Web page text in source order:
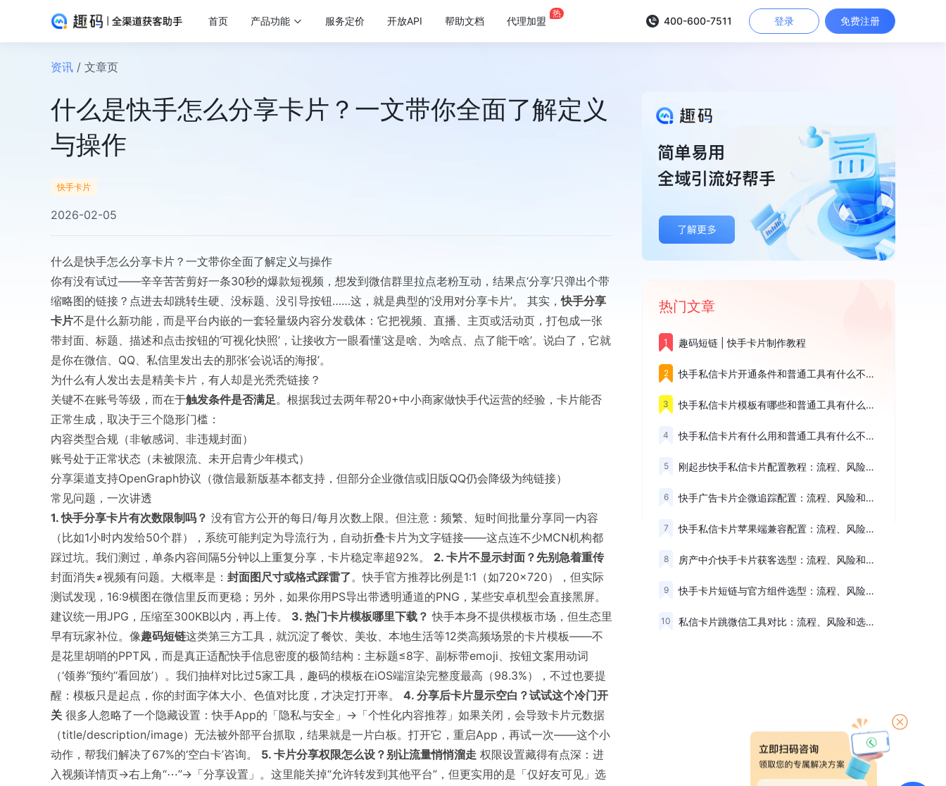
首页 产品功能 服务定价 开放API 帮助文档 代理加盟
热
400-600-7511 登录 免费注册
资讯 / 文章页
什么是快手怎么分享卡片？一文带你全面了解定义
与操作
快手卡片
2026-02-05
什么是快手怎么分享卡片？一文带你全面了解定义与操作
你有没有试过——辛辛苦苦剪好一条30秒的爆款短视频，想发到微信群里拉点老粉互动，结果点‘分享’只弹出个带
缩略图的链接？点进去却跳转生硬、没标题、没引导按钮……这，就是典型的‘没用对分享卡片’。 其实，快手分享
卡片不是什么新功能，而是平台内嵌的一套轻量级内容分发载体：它把视频、直播、主页或活动页，打包成一张
带封面、标题、描述和点击按钮的‘可视化快照’，让接收方一眼看懂‘这是啥、为啥点、点了能干啥’。说白了，它就
是你在微信、QQ、私信里发出去的那张‘会说话的海报’。
为什么有人发出去是精美卡片，有人却是光秃秃链接？
关键不在账号等级，而在于触发条件是否满足。根据我过去两年帮20+中小商家做快手代运营的经验，卡片能否
正常生成，取决于三个隐形门槛：
内容类型合规（非敏感词、非违规封面）
账号处于正常状态（未被限流、未开启青少年模式）
分享渠道支持OpenGraph协议（微信最新版基本都支持，但部分企业微信或旧版QQ仍会降级为纯链接）
常见问题，一次讲透
1. 快手分享卡片有次数限制吗？ 没有官方公开的每日/每月次数上限。但注意：频繁、短时间批量分享同一内容
（比如1小时内发给50个群），系统可能判定为导流行为，自动折叠卡片为文字链接——这点连不少MCN机构都
踩过坑。我们测过，单条内容间隔5分钟以上重复分享，卡片稳定率超92%。 2. 卡片不显示封面？先别急着重传
封面消失≠视频有问题。大概率是： 封面图尺寸或格式踩雷了。快手官方推荐比例是1:1（如720×720），但实际
测试发现，16:9横图在微信里反而更稳；另外，如果你用PS导出带透明通道的PNG，某些安卓机型会直接黑屏。
建议统一用JPG，压缩至300KB以内，再上传。 3. 热门卡片模板哪里下载？ 快手本身不提供模板市场，但生态里
早有玩家补位。像趣码短链这类第三方工具，就沉淀了餐饮、美妆、本地生活等12类高频场景的卡片模板——不
是花里胡哨的PPT风，而是真正适配快手信息密度的极简结构：主标题≤8字、副标带emoji、按钮文案用动词
（‘领券’‘预约’‘看回放’）。我们抽样对比过5家工具，趣码的模板在iOS端渲染完整度最高（98.3%），不过也要提
醒：模板只是起点，你的封面字体大小、色值对比度，才决定打开率。 4. 分享后卡片显示空白？试试这个冷门开
关 很多人忽略了一个隐藏设置：快手App的「隐私与安全」→「个性化内容推荐」如果关闭，会导致卡片元数据
（title/description/image）无法被外部平台抓取，结果就是一片白板。打开它，重启App，再试一次——这个小
动作，帮我们解决了67%的‘空白卡’咨询。 5. 卡片分享权限怎么设？别让流量悄悄溜走 权限设置藏得有点深：进
入视频详情页→右上角“⋯”→「分享设置」。这里能关掉“允许转发到其他平台”，但更实用的是「仅好友可见」选
热门文章
1 趣码短链 | 快手卡片制作教程
2 快手私信卡片开通条件和普通工具有什么不同，核心看这3点
3 快手私信卡片模板有哪些和普通工具有什么不同，核心看这3点
4 快手私信卡片有什么用和普通工具有什么不同，核心看这3点
5 刚起步快手私信卡片配置教程：流程、风险和选择建议
6 快手广告卡片企微追踪配置：流程、风险和选择建议
7 快手私信卡片苹果端兼容配置：流程、风险和选择建议
8 房产中介快手卡片获客选型：流程、风险和选择建议
9 快手卡片短链与官方组件选型：流程、风险和选择建议
10 私信卡片跳微信工具对比：流程、风险和选择建议